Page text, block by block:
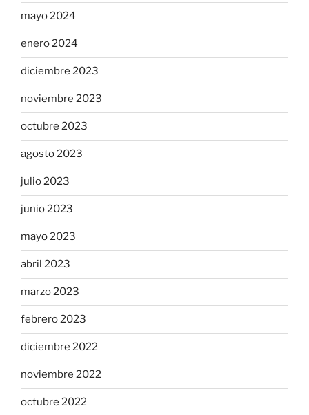
mayo 2024
enero 2024
diciembre 2023
noviembre 2023
octubre 2023
agosto 2023
julio 2023
junio 2023
mayo 2023
abril 2023
marzo 2023
febrero 2023
diciembre 2022
noviembre 2022
octubre 2022